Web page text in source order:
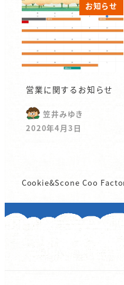
お知らせ
営業に関するお知らせ
笠井みゆき
2020年4月3日
Cookie&Scone Coo